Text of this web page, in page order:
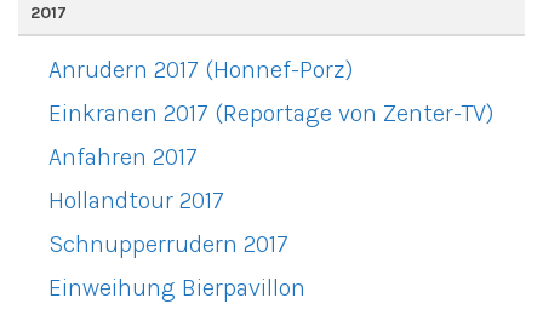
2017
Anrudern 2017 (Honnef-Porz)
Einkranen 2017 (Reportage von Zenter-TV)
Anfahren 2017
Hollandtour 2017
Schnupperrudern 2017
Einweihung Bierpavillon